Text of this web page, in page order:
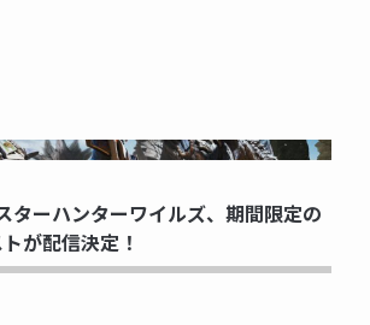
NOW PRINTING...
ターハンターワイルズ、期間限定の
が配信決定！